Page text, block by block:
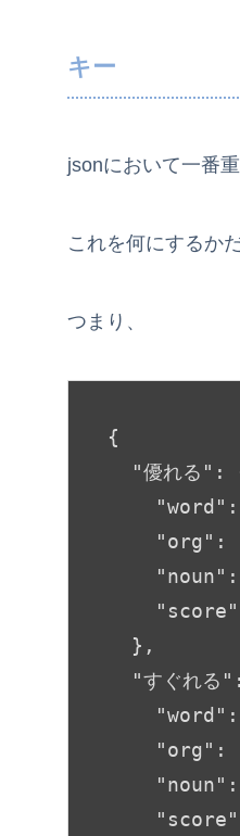
キー
jsonにおいて一番
これを何にするか
つまり、
{
"優れる" :
"word" :
"org" :
"noun" :
"score"
  },
"すぐれる"
"word" :
"org" :
"noun" :
"score"